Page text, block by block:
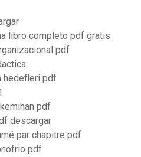
libro completo pdf gratis
pdf
hedefleri pdf
pdf
descargar
par chapitre pdf
pdf